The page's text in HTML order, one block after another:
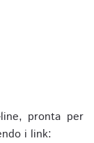
pronta per
i link: